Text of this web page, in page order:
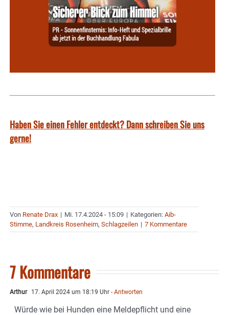
Haben Sie einen Fehler entdeckt? Dann schreiben Sie uns
gerne!
Von Renate Drax | Mi. 17.4.2024 - 15:09 | Kategorien: Aib-
Stimme, Landkreis Rosenheim, Schlagzeilen | 7 Kommentare
7 Kommentare
Arthur 17. April 2024 um 18:19 Uhr - Antworten
Würde wie bei Hunden eine Meldepflicht und eine